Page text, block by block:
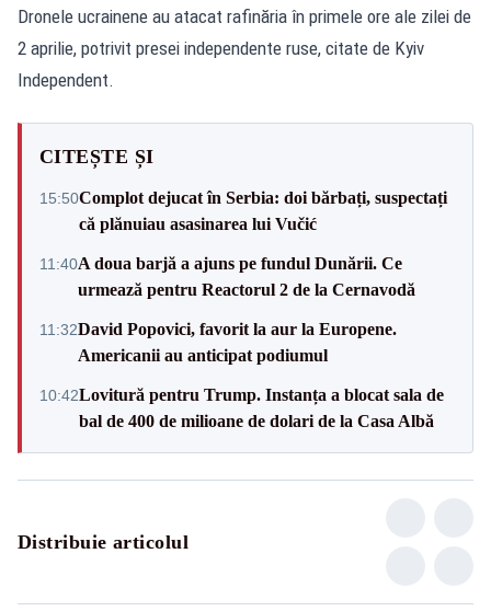
Dronele ucrainene au atacat rafinăria în primele ore ale zilei de
2 aprilie, potrivit presei independente ruse, citate de Kyiv
Independent.
CITEȘTE ȘI
15:50Complot dejucat în Serbia: doi bărbați, suspectați
că plănuiau asasinarea lui Vučić
11:40A doua barjă a ajuns pe fundul Dunării. Ce
urmează pentru Reactorul 2 de la Cernavodă
11:32David Popovici, favorit la aur la Europene.
Americanii au anticipat podiumul
10:42Lovitură pentru Trump. Instanța a blocat sala de
bal de 400 de milioane de dolari de la Casa Albă
Distribuie articolul